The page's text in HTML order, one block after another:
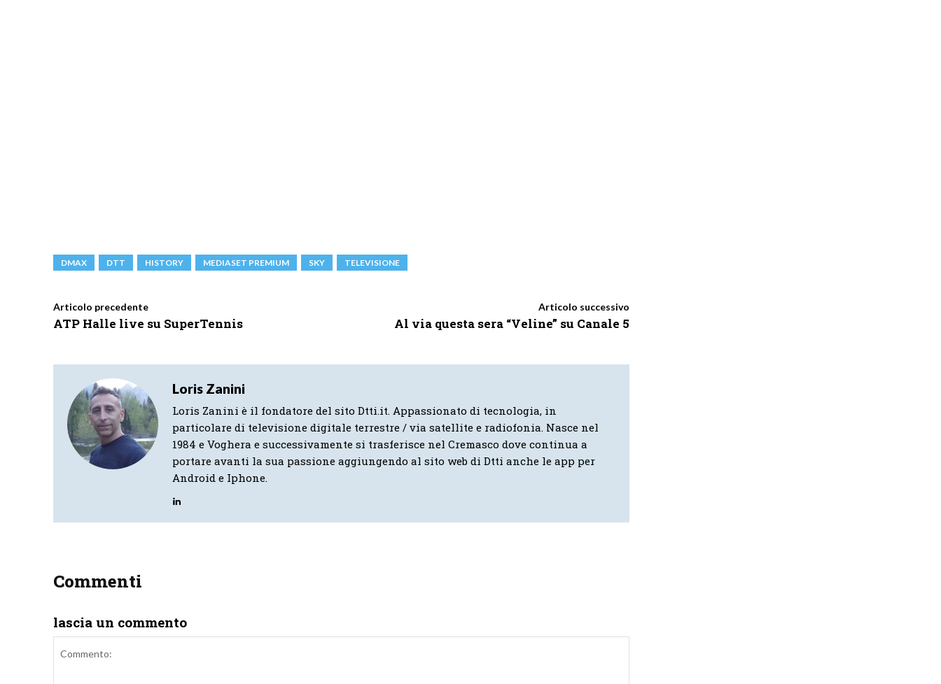
DMAX DTT HISTORY MEDIASET PREMIUM SKY TELEVISIONE
Articolo precedente
ATP Halle live su SuperTennis
Articolo successivo
Al via questa sera “Veline” su Canale 5
Loris Zanini
Loris Zanini è il fondatore del sito Dtti.it. Appassionato di tecnologia, in
particolare di televisione digitale terrestre / via satellite e radiofonia. Nasce nel
1984 e Voghera e successivamente si trasferisce nel Cremasco dove continua a
portare avanti la sua passione aggiungendo al sito web di Dtti anche le app per
Android e Iphone.
Commenti
lascia un commento